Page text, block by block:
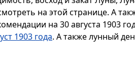
на этой странице. А
на 30 августа 1903
1903 года. А также лунный